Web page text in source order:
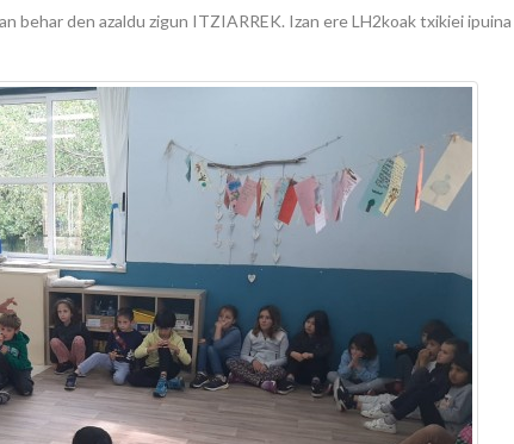
behar den azaldu zigun ITZIARREK. Izan ere LH2koak txikiei